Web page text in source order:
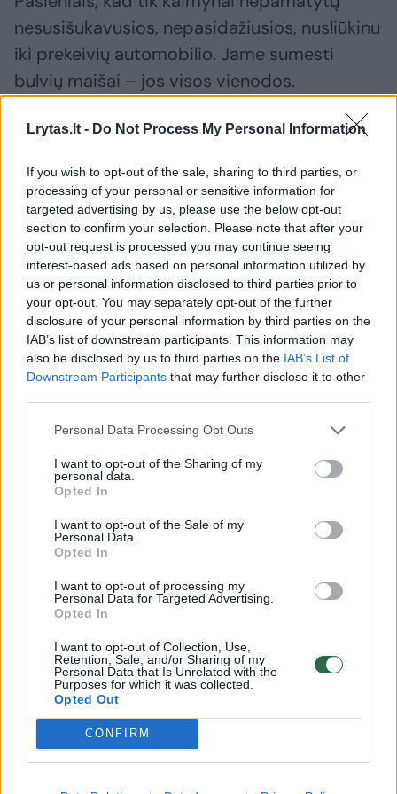
Lrytas.lt - Do Not Process My Personal Information
If you wish to opt-out of the sale, sharing to third parties, or
processing of your personal or sensitive information for
targeted advertising by us, please use the below opt-out
section to confirm your selection. Please note that after your
opt-out request is processed you may continue seeing
interest-based ads based on personal information utilized by
us or personal information disclosed to third parties prior to
your opt-out. You may separately opt-out of the further
disclosure of your personal information by third parties on the
IAB’s list of downstream participants. This information may
also be disclosed by us to third parties on the IAB’s List of
Downstream Participants that may further disclose it to other
Personal Data Processing Opt Outs
I want to opt-out of the Sharing of my
personal data.
Opted In
I want to opt-out of the Sale of my
Personal Data.
Opted In
I want to opt-out of processing my
Personal Data for Targeted Advertising.
Opted In
I want to opt-out of Collection, Use,
Retention, Sale, and/or Sharing of my
Personal Data that Is Unrelated with the
Purposes for which it was collected.
Opted Out
CONFIRM
nesusišukavusios, nepasidažiusios, nusliūkinu
iki prekeivių automobilio. Jame sumesti
bulvių maišai – jos visos vienodos.
Bet vaikinas įžūliai išradingas, vardija iš
anksto išmoktas veisles: čia vilija, čia vineta,
adora, laura.... Plika akimi matyti, kad jos
geltonos ir tikrai tos pačios veislės. Pakvimpa
buitiniu kriminalu.
Sakau, kad vilijos veislės bulvės – iš išorės
rausvos, o viduje baltos.
Vaikinas mobiliojo telefono internete
šono pastebiu, kad suranda viliją ir kuo
skubiau užverčia. Užtat triumfuodamas iš
tolo rodo kažkokių geltonų bulvių nuotrauką,
bet pavadinimą pirštu uždengia. Atseit, va,
nepatikli kūtvėla, tai – vilija.
Darosi graudu, kad vaikinukas dėl kelių eurų
Mus stebi mašinoje sėdintis ūkio darbininkas.
Juodais pirštais, nešvariomis panagėmis
suėmęs čiulpia cigaretę.